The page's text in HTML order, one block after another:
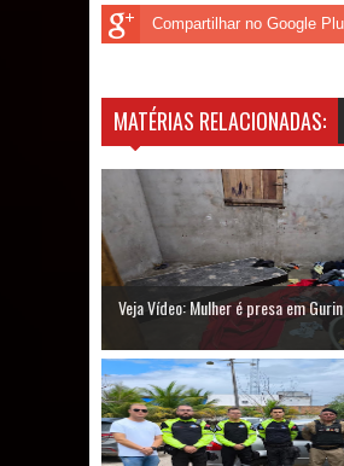
Compartilhar no Google
MATÉRIAS RELACIONADAS:
Veja Vídeo: Mulher é presa em